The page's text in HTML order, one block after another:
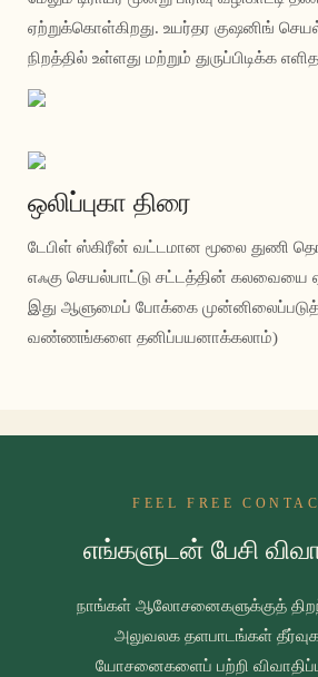
ஏற்றுக்கொள்கிறது. உயர்தர குஷனிங்
நிறத்தில் உள்ளது மற்றும் துருப்பிடிக்க
ஒலிப்புகா திரை
டேபிள் ஸ்கிரீன் வட்டமான மூலை துணி
எஃகு செயல்பாட்டு சட்டத்தின் கலவையை
இது ஆளுமைப் போக்கை
வண்ணங்களை தனிப்பயனாக்கலாம்)
FEEL FREE
எங்களுடன் பேசி
நாங்கள் ஆலோசனைகளுக்குத்
அலுவலக தளபாடங்கள்
யோசனைகளைப் பற்றி